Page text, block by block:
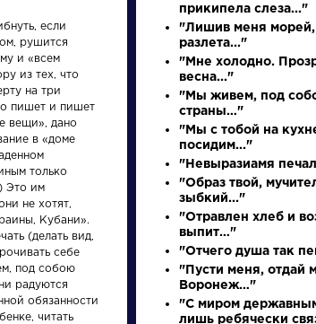
персонажи
Произведения
Вечернее
размышление
Иосиф
если
рушится
и «всем
из тех, что
на три
пишет и пишет
вещи», дано
в «доме
только
Это им
не хотят,
Кубани».
(делать вид,
себе
под собою
радуются
обязанности
читать
прикипела слеза..."
"Лишив меня морей,
разлета..."
"Мне холодно.
весна..."
"Мы живем, под
страны…"
"Мы с тобой на
посидим..."
"Невыразиамя
"Образ твой,
зыбкий..."
"Отравлен хлеб и
выпит…"
"Отчего душа так
"Пусти меня, отдай
Воронеж…"
"С миром
лишь ребячески